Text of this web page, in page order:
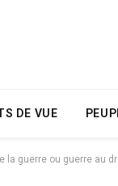
DE VUE
la guerre ou guerre au